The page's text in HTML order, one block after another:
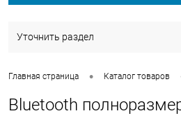
Уточнить раздел
Главная страница • Каталог товаров
Bluetooth